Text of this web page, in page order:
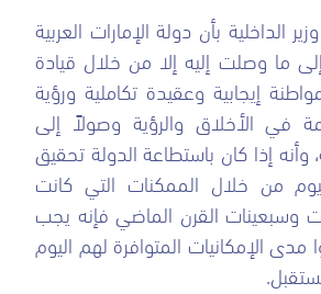
الداخلية بأن دولة الإمارات العربية
ما وصلت إليه إلا من خلال قيادة
إيجابية وعقيدة تكاملية ورؤية
في الأخلاق والرؤية وصولاً إلى
وأنه إذا كان باستطاعة الدولة تحقيق
من خلال الممكنات التي كانت
وسبعينات القرن الماضي فإنه يجب
مدى الإمكانيات المتوافرة لهم اليوم